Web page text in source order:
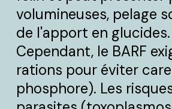
volumineuses, pelage
de l'apport en glucides.
Cependant, le BARF
rations pour éviter
phosphore). Les